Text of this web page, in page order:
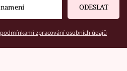
ODESLAT
podmínkami zpracování osobních údajů